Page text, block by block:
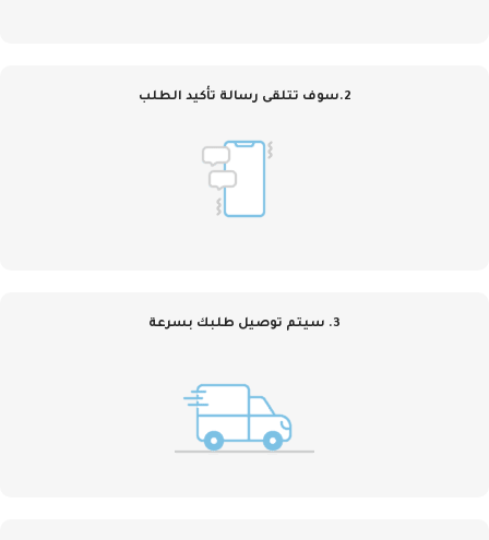
2.سوف تتلقى رسالة تأكيد الطلب
3. سيتم توصيل طلبك بسرعة